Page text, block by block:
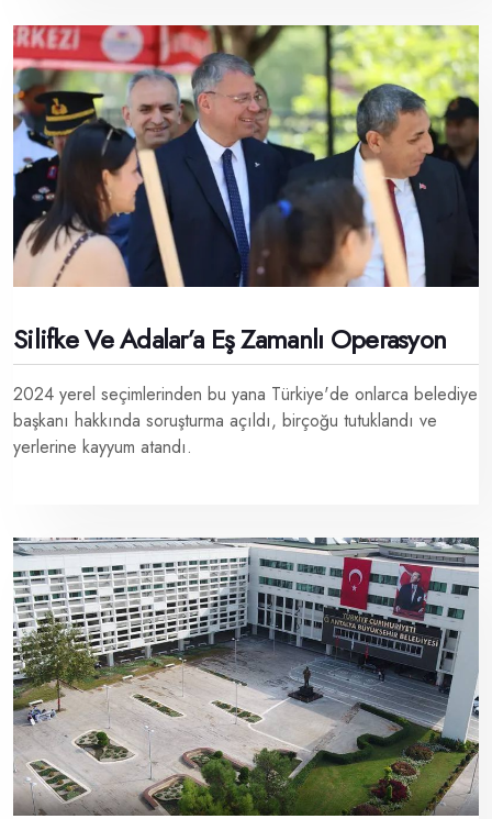
Silifke Ve Adalar’a Eş Zamanlı Operasyon
2024 yerel seçimlerinden bu yana Türkiye'de onlarca belediye
başkanı hakkında soruşturma açıldı, birçoğu tutuklandı ve
yerlerine kayyum atandı.